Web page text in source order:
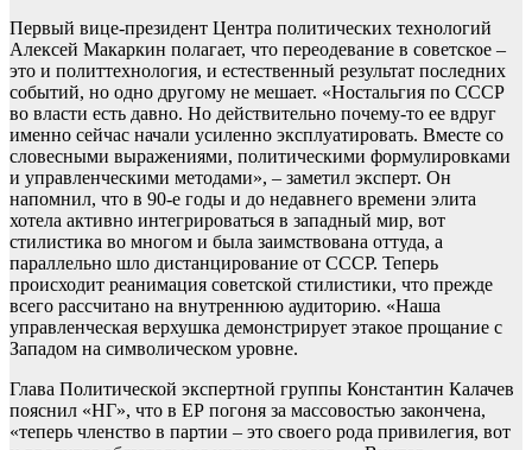
Первый вице-президент Центра политических технологий
Алексей Макаркин полагает, что переодевание в советское –
это и политтехнология, и естественный результат последних
событий, но одно другому не мешает. «Ностальгия по СССР
во власти есть давно. Но действительно почему-то ее вдруг
именно сейчас начали усиленно эксплуатировать. Вместе со
словесными выражениями, политическими формулировками
и управленческими методами», – заметил эксперт. Он
напомнил, что в 90-е годы и до недавнего времени элита
хотела активно интегрироваться в западный мир, вот
стилистика во многом и была заимствована оттуда, а
параллельно шло дистанцирование от СССР. Теперь
происходит реанимация советской стилистики, что прежде
всего рассчитано на внутреннюю аудиторию. «Наша
управленческая верхушка демонстрирует этакое прощание с
Западом на символическом уровне.
Глава Политической экспертной группы Константин Калачев
пояснил «НГ», что в ЕР погоня за массовостью закончена,
«теперь членство в партии – это своего рода привилегия, вот